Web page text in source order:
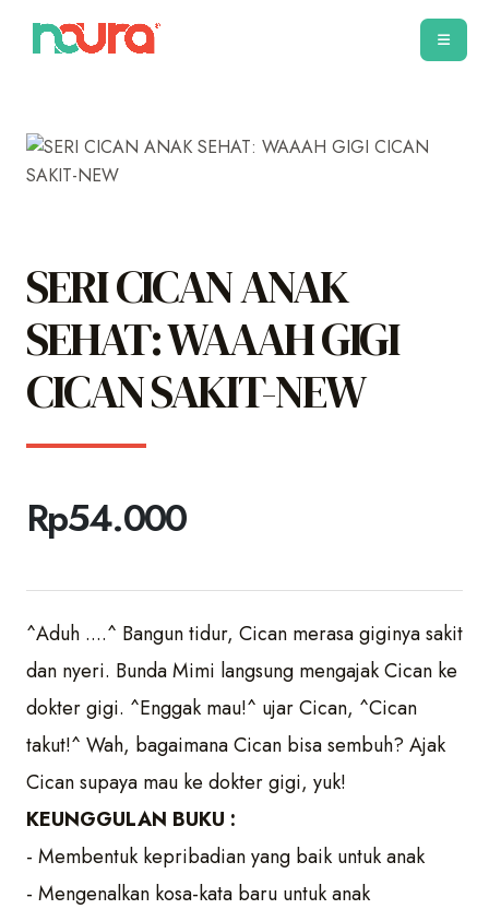
SERI CICAN ANAK
SEHAT: WAAAH GIGI
CICAN SAKIT-NEW
Rp54.000
^Aduh ....^ Bangun tidur, Cican merasa giginya sakit
dan nyeri. Bunda Mimi langsung mengajak Cican ke
dokter gigi. ^Enggak mau!^ ujar Cican, ^Cican
takut!^ Wah, bagaimana Cican bisa sembuh? Ajak
Cican supaya mau ke dokter gigi, yuk!
KEUNGGULAN BUKU :
- Membentuk kepribadian yang baik untuk anak
- Mengenalkan kosa-kata baru untuk anak